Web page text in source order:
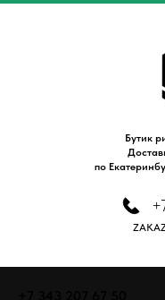
Бутик
по